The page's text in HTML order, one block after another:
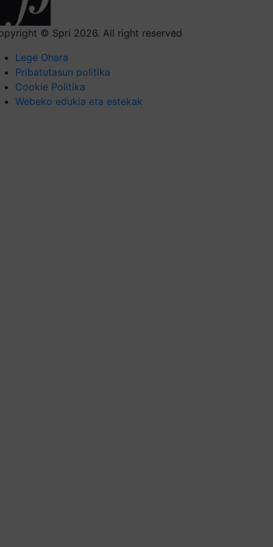
© Spri 2026. All right reserved
Lege Ohara
Pribatutasun politika
Cookie Politika
Webeko edukia eta estekak